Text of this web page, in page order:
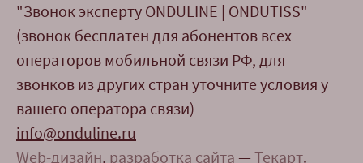
"Звонок эксперту ONDULINE | ONDUTISS"
(звонок бесплатен для абонентов всех
операторов мобильной связи РФ, для
звонков из других стран уточните условия у
вашего оператора связи)
info@onduline.ru
Web-дизайн, разработка сайта — Текарт.